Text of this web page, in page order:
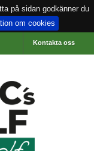
på sidan godkänner du
om cookies
Kontakta oss